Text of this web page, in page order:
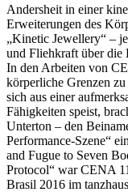
Andersheit in einer
Erweiterungen des
„Kinetic Jewellery“ –
und Fliehkraft über die
In den Arbeiten von
körperliche Grenzen
sich aus einer
Fähigkeiten speist,
Unterton – den
Performance-Szene“
and Fugue to Seven
Protocol“ war CENA
Brasil 2016 im